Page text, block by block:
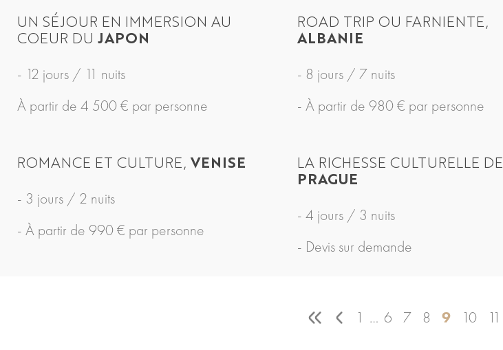
UN SÉJOUR EN IMMERSION AU
COEUR DU JAPON
- 12 jours / 11 nuits
À partir de 4 500 € par personne
ROAD TRIP OU FARNIENTE,
ALBANIE
- 8 jours / 7 nuits
- À partir de 980 € par personne
ROMANCE ET CULTURE, VENISE
- 3 jours / 2 nuits
- À partir de 990 € par personne
LA RICHESSE CULTURELLE DE
PRAGUE
- 4 jours / 3 nuits
- Devis sur demande
1 … 6 7 8 9 10 11